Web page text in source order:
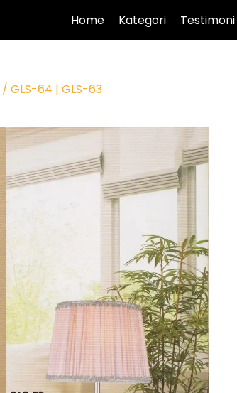
Home Kategori Testimoni
/ GLS-64 | GLS-63